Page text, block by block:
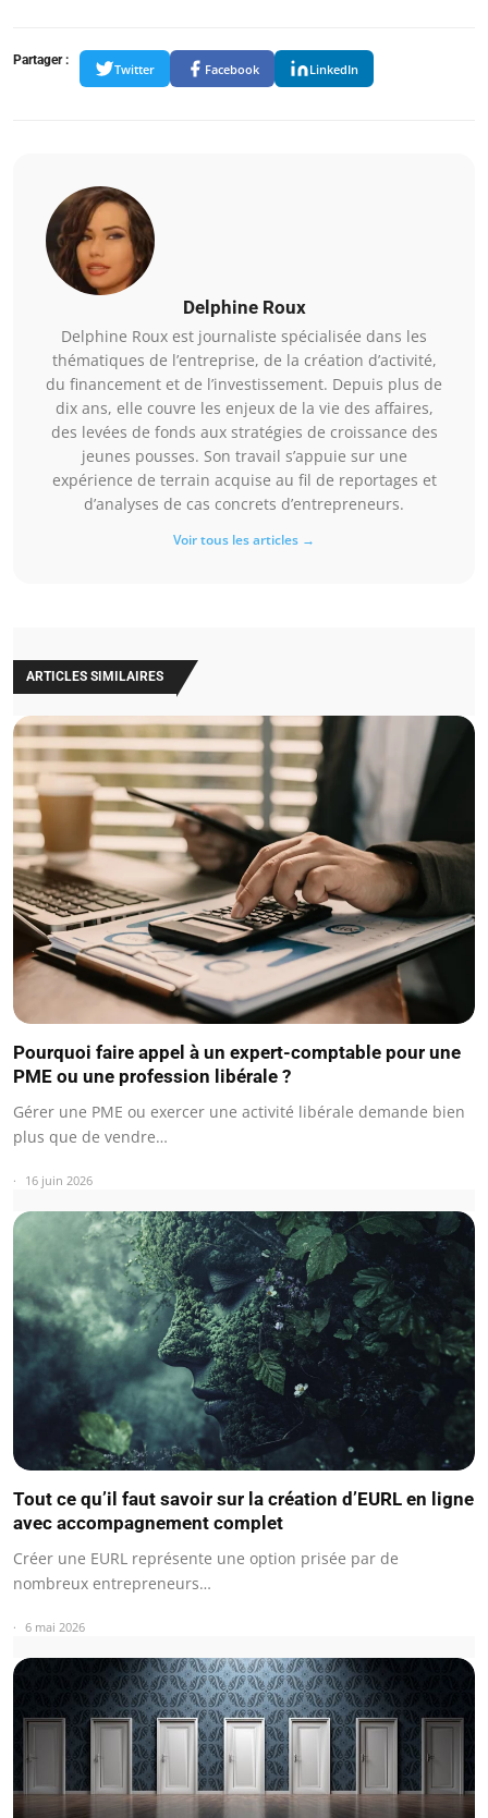
Partager :
Twitter Facebook LinkedIn
Delphine Roux
Delphine Roux est journaliste spécialisée dans les
thématiques de l’entreprise, de la création d’activité,
du financement et de l’investissement. Depuis plus de
dix ans, elle couvre les enjeux de la vie des affaires,
des levées de fonds aux stratégies de croissance des
jeunes pousses. Son travail s’appuie sur une
expérience de terrain acquise au fil de reportages et
d’analyses de cas concrets d’entrepreneurs.
Voir tous les articles →
ARTICLES SIMILAIRES
Pourquoi faire appel à un expert-comptable pour une
PME ou une profession libérale ?
Gérer une PME ou exercer une activité libérale demande bien
plus que de vendre…
16 juin 2026
Tout ce qu’il faut savoir sur la création d’EURL en ligne
avec accompagnement complet
Créer une EURL représente une option prisée par de
nombreux entrepreneurs…
6 mai 2026